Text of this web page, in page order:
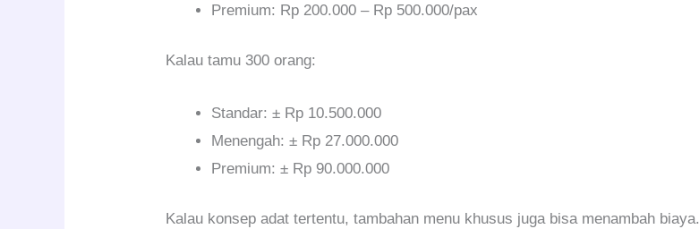
Premium: Rp 200.000 – Rp 500.000/pax
Kalau tamu 300 orang:
Standar: ± Rp 10.500.000
Menengah: ± Rp 27.000.000
Premium: ± Rp 90.000.000
Kalau konsep adat tertentu, tambahan menu khusus juga bisa menambah biaya.